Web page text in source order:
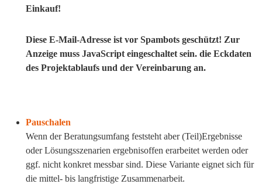
Einkauf!
Diese E-Mail-Adresse ist vor Spambots geschützt! Zur
Anzeige muss JavaScript eingeschaltet sein.die Eckdaten
des Projektablaufs und der Vereinbarung an.
Pauschalen
Wenn der Beratungsumfang feststeht aber (Teil)Ergebnisse
oder Lösungsszenarien ergebnisoffen erarbeitet werden oder
ggf. nicht konkret messbar sind. Diese Variante eignet sich für
die mittel- bis langfristige Zusammenarbeit.